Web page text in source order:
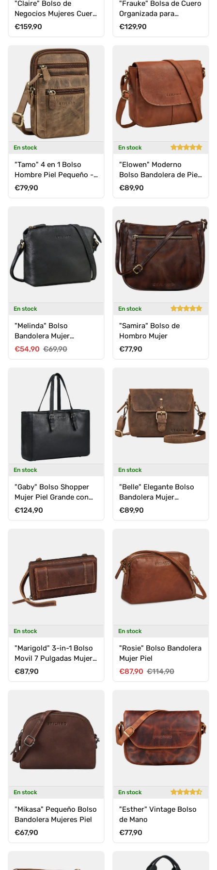
"Claire" Bolso de
Negocios Mujeres Cuero
Genuino 15 Pulgadas
Precio normal
€159,90
"Frauke" Bolsa de Cuero
Organizada para
Mujeres Vintage con
Precio normal
€129,90
En stock
"Tamo" 4 en 1 Bolso
Hombre Piel Pequeño -
Bandolera, Bolso
Precio normal
€79,90
En stock
"Elowen" Moderno
Bolso Bandolera de Piel
Auténtica para Mujeres
Precio normal
€89,90
En stock
"Melinda" Bolso
Bandolera Mujer
Pequeño Piel
Precio de venta
€54,90 Precio normal
€69,90
En stock
"Samira" Bolso de
Hombro Mujer
Precio normal
€77,90
En stock
"Gaby" Bolso Shopper
Mujer Piel Grande con
Múltiples
Precio normal
€124,90
En stock
"Belle" Elegante Bolso
Bandolera Mujer
Pequeño Cuero
Precio normal
€89,90
En stock
"Marigold" 3-in-1 Bolso
Movil 7 Pulgadas Mujer
Grande Piel Auténtica
Precio normal
€87,90
En stock
"Rosie" Bolso Bandolera
Mujer Piel
Precio de venta
€87,90 Precio normal
€114,90
En stock
"Mikasa" Pequeño Bolso
Bandolera Mujeres Piel
Precio normal
€67,90
En stock
"Esther" Vintage Bolso
de Mano
Precio normal
€77,90